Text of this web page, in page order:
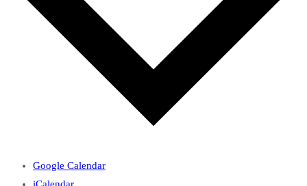
Google Calendar